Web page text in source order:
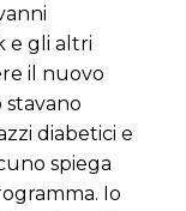
e gli altri
il nuovo
diabetici e
spiega
Io